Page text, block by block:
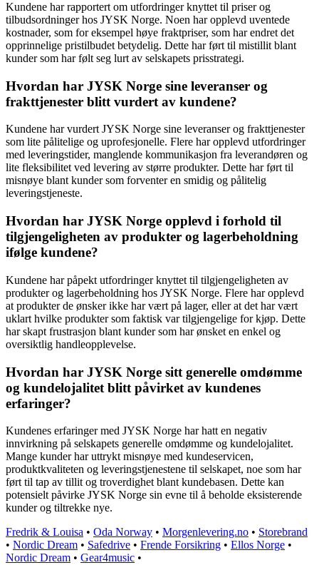
Kundene har rapportert om utfordringer knyttet til priser og
tilbudsordninger hos JYSK Norge. Noen har opplevd uventede
kostnader, som for eksempel høye fraktpriser, som har endret det
opprinnelige pristilbudet betydelig. Dette har ført til mistillit blant
kunder som har følt seg lurt av selskapets prisstrategi.
Hvordan har JYSK Norge sine leveranser og
frakttjenester blitt vurdert av kundene?
Kundene har vurdert JYSK Norge sine leveranser og frakttjenester
som lite pålitelige og uprofesjonelle. Flere har opplevd utfordringer
med leveringstider, manglende kommunikasjon fra leverandøren og
lite fleksibilitet ved levering av større produkter. Dette har ført til
misnøye blant kunder som forventer en smidig og pålitelig
leveringstjeneste.
Hvordan har JYSK Norge opplevd i forhold til
tilgjengeligheten av produkter og lagerbeholdning
ifølge kundene?
Kundene har påpekt utfordringer knyttet til tilgjengeligheten av
produkter og lagerbeholdning hos JYSK Norge. Flere har opplevd
at produkter de ønsker ikke har vært på lager, eller at det har vært
uklart hvilke produkter som faktisk var tilgjengelige for kjøp. Dette
har skapt frustrasjon blant kunder som har ønsket en enkel og
oversiktlig handleopplevelse.
Hvordan har JYSK Norge sitt generelle omdømme
og kundelojalitet blitt påvirket av kundenes
erfaringer?
Kundenes erfaringer med JYSK Norge har hatt en negativ
innvirkning på selskapets generelle omdømme og kundelojalitet.
Mange kunder har uttrykt misnøye med kundeservicen,
produktkvaliteten og leveringstjenestene til selskapet, noe som har
ført til tap av tillit og troverdighet blant kundebasen. Dette kan
potensielt påvirke JYSK Norge sin evne til å beholde eksisterende
kunder og tiltrekke nye.
Fredrik & Louisa • Oda Norway • Morgenlevering.no • Storebrand
• Nordic Dream • Safedrive • Frende Forsikring • Ellos Norge •
Nordic Dream • Gear4music •